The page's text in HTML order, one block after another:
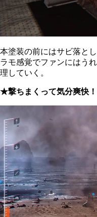
本塗装の前にはサビ落と
ラモ感覚でファンにはう
理していく。
★撃ちまくって気分爽快